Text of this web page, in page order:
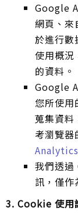
Google
網頁、來
於進行數
使用概況
的資料。
Google
您所使用
蒐集資料
考瀏覽
我們透
訊，僅作
3. Cookie 使用